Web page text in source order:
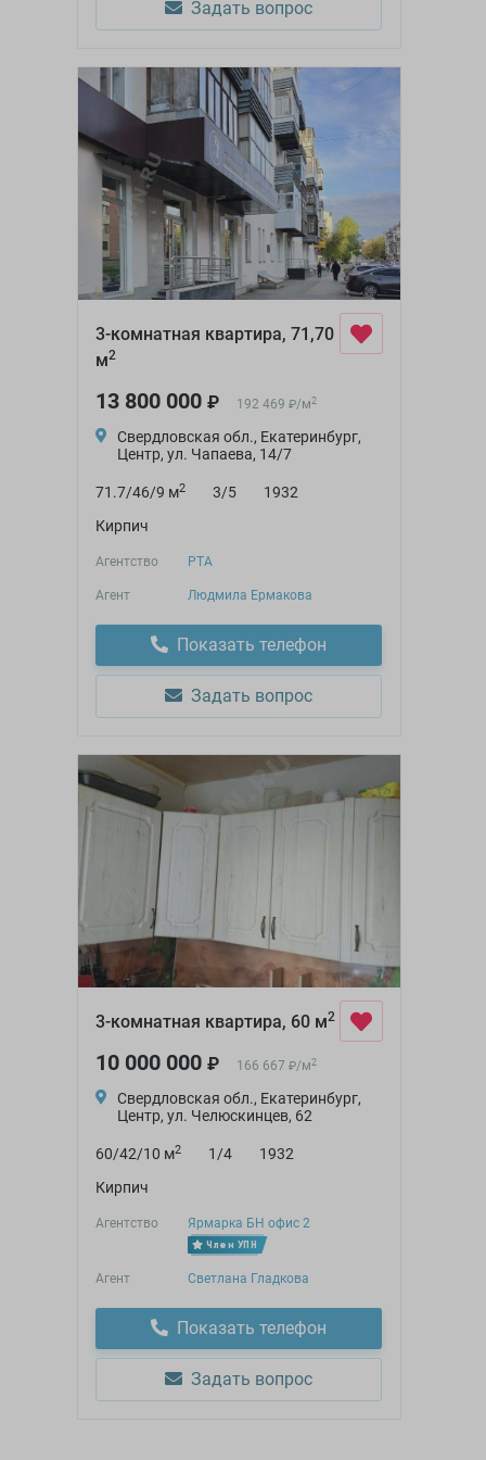
Задать вопрос
3-комнатная квартира, 71,70
м2
13 800 000 ₽ 192 469 ₽/м2
Свердловская обл., Екатеринбург,
Центр, ул. Чапаева, 14/7
71.7/46/9 м2 3/5
1932
Кирпич
Агентство РТА
Агент Людмила Ермакова
Показать телефон
Задать вопрос
3-комнатная квартира, 60 м2
10 000 000 ₽ 166 667 ₽/м2
Свердловская обл., Екатеринбург,
Центр, ул. Челюскинцев, 62
60/42/10 м2 1/4
1932
Кирпич
Агентство Ярмарка БН офис 2
Член УПН
Агент Светлана Гладкова
Показать телефон
Задать вопрос